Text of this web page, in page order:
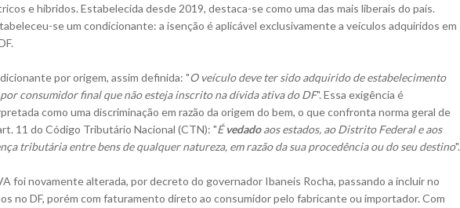
e híbridos. Estabelecidadesde 2019, destaca-se como uma das mais liberais do país.
se um condicionante: a isenção é aplicável exclusivamente a veículos adquiridos em
por origem, assim definida: "O veículo deve ter sido adquirido de estabelecimento
consumidor final que não esteja inscrito na dívida ativa do DF". Essa exigência é
como uma discriminação em razão da origem do bem, o que confronta norma geral de
11 doCódigo Tributário Nacional (CTN): "Évedadoaos estados, ao Distrito Federal e aos
tributária entre bens de qualquer natureza, em razão da sua procedência ou do seu destino".
foi novamente alterada, por decreto do governador Ibaneis Rocha, passando a incluir no
no DF, porém com faturamento direto ao consumidor pelo fabricante ou importador. Com